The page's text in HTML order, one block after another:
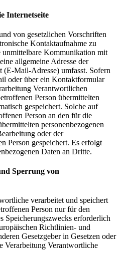
Internetseite
von gesetzlichen Vorschriften
Kontaktaufnahme zu
unmittelbare Kommunikation mit
allgemeine Adresse der
(E-Mail-Adresse) umfasst. Sofern
oder über ein Kontaktformular
Verantwortlichen
Person übermittelten
gespeichert. Solche auf
Person an den für die
personenbezogenen
oder der
Person gespeichert. Es erfolgt
Daten an Dritte.
Sperrung von
verarbeitet und speichert
Person nur für den
Speicherungszwecks erforderlich
Richtlinien- und
Gesetzgeber in Gesetzen oder
Verarbeitung Verantwortliche